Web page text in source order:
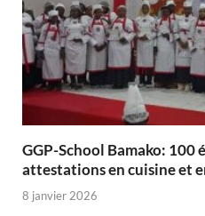
GGP-School Bamako: 100
attestations en cuisine et
8 janvier 2026